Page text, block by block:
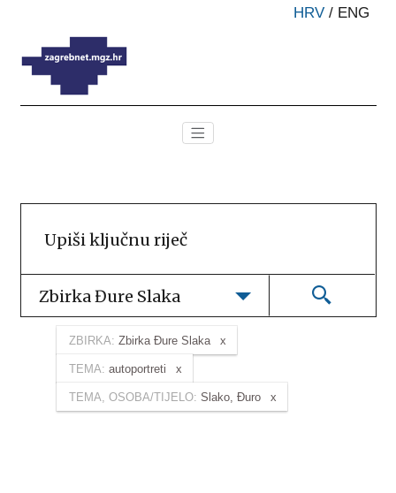
HRV / ENG
Zbirka Đure Slaka
ZBIRKA: Zbirka Đure Slaka
TEMA: autoportreti
TEMA, OSOBA/TIJELO: Slako, Đuro